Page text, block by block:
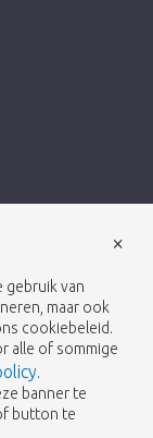
voorwaarden
gebruik van
maar ook
cookiebeleid.
alle of sommige
.
banner te
button te
×